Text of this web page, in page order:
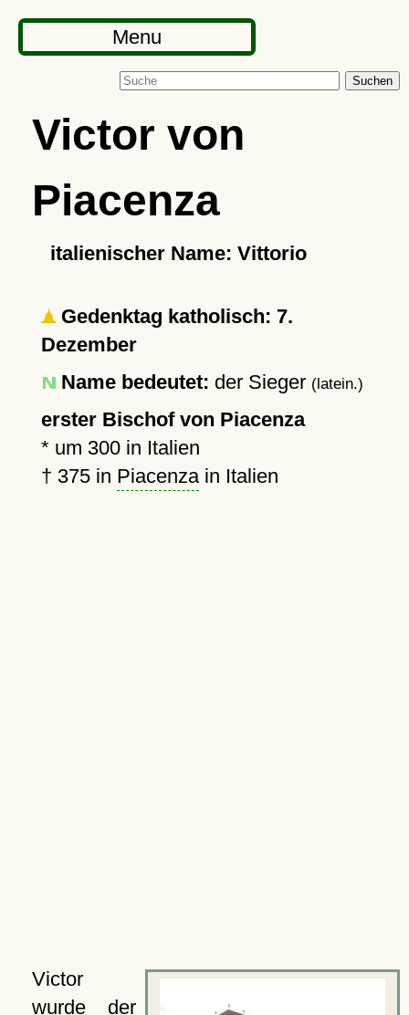
Menu
Suchen
Victor von
Piacenza
italienischer Name: Vittorio
Gedenktag katholisch: 7.
Dezember
Name bedeutet: der Sieger (latein.)
erster Bischof von Piacenza
* um 300in Italien
† 375in Piacenzain Italien
Victor
wurde der